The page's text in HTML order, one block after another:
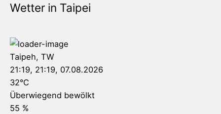
Wetter in Taipei
Taipeh, TW
21:19, 21:19, 07.08.2026
32°C
Überwiegend bewölkt
55 %